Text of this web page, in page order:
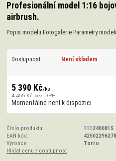
Profesionální model 1:16
airbrush.
Popis modelu Fotogalerie Parametry
Dostupnost Není skladem
5 390 Kč/ks
4 455 Kč bez DPH
Momentálně není k dispozici
Číslo produktu:
1112400815
EAN kód:
Výrobce:
Torro
Hlídat cenu / dostupnost